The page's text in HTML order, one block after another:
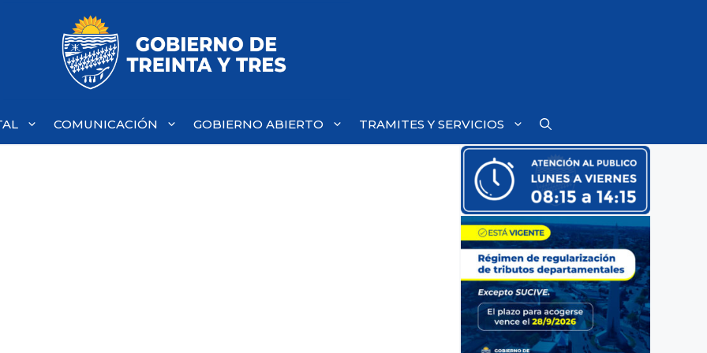
COMUNICACIÓN GOBIERNO ABIERTO TRAMITES Y SERVICIOS